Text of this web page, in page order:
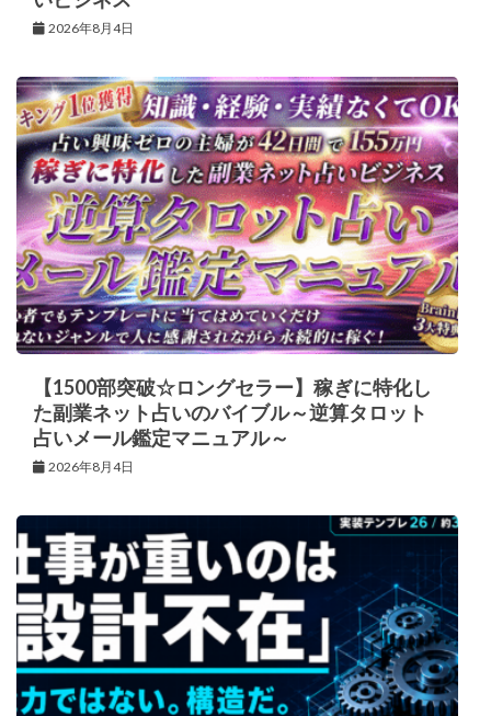
2026年8月4日
【1500部突破☆ロングセラー】稼ぎに特化し
た副業ネット占いのバイブル～逆算タロット
占いメール鑑定マニュアル～
2026年8月4日